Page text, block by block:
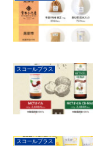
スコールプラス
スコールプラス